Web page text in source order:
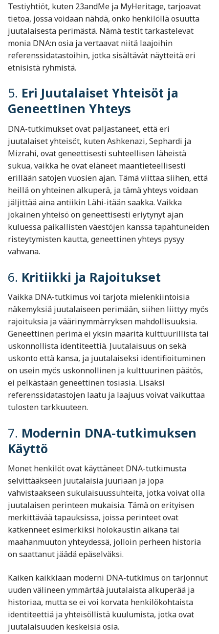
Testiyhtiöt, kuten 23andMe ja MyHeritage, tarjoavat
tietoa, jossa voidaan nähdä, onko henkilöllä osuutta
juutalaisesta perimästä. Nämä testit tarkastelevat
monia DNA:n osia ja vertaavat niitä laajoihin
referenssidatastoihin, jotka sisältävät näytteitä eri
etnisistä ryhmistä.
5. Eri Juutalaiset Yhteisöt ja
Geneettinen Yhteys
DNA-tutkimukset ovat paljastaneet, että eri
juutalaiset yhteisöt, kuten Ashkenazi, Sephardi ja
Mizrahi, ovat geneettisesti suhteellisen läheistä
sukua, vaikka he ovat eläneet maantieteellisesti
erillään satojen vuosien ajan. Tämä viittaa siihen, että
heillä on yhteinen alkuperä, ja tämä yhteys voidaan
jäljittää aina antiikin Lähi-itään saakka. Vaikka
jokainen yhteisö on geneettisesti eriytynyt ajan
kuluessa paikallisten väestöjen kanssa tapahtuneiden
risteytymisten kautta, geneettinen yhteys pysyy
vahvana.
6. Kritiikki ja Rajoitukset
Vaikka DNA-tutkimus voi tarjota mielenkiintoisia
näkemyksiä juutalaiseen perimään, siihen liittyy myös
rajoituksia ja väärinymmärryksen mahdollisuuksia.
Geneettinen perimä ei yksin määritä kulttuurillista tai
uskonnollista identiteettiä. Juutalaisuus on sekä
uskonto että kansa, ja juutalaiseksi identifioituminen
on usein myös uskonnollinen ja kulttuurinen päätös,
ei pelkästään geneettinen tosiasia. Lisäksi
referenssidatastojen laatu ja laajuus voivat vaikuttaa
tulosten tarkkuuteen.
7. Modernin DNA-tutkimuksen
Käyttö
Monet henkilöt ovat käyttäneet DNA-tutkimusta
selvittääkseen juutalaisia juuriaan ja jopa
vahvistaakseen sukulaisuussuhteita, jotka voivat olla
juutalaisen perinteen mukaisia. Tämä on erityisen
merkittävää tapauksissa, joissa perinteet ovat
katkenneet esimerkiksi holokaustin aikana tai
maahanmuuton yhteydessä, jolloin perheen historia
on saattanut jäädä epäselväksi.
Kaiken kaikkiaan moderni DNA-tutkimus on tarjonnut
uuden välineen ymmärtää juutalaista alkuperää ja
historiaa, mutta se ei voi korvata henkilökohtaista
identiteettiä ja yhteisöllistä kuulumista, jotka ovat
juutalaisuuden keskeisiä osia.